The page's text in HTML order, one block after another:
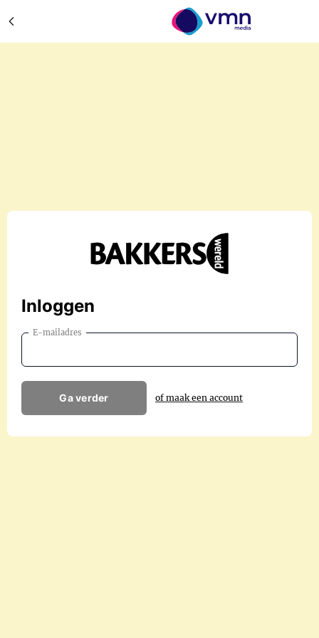
Inloggen
E-mailadres
Ga verder of maak een account